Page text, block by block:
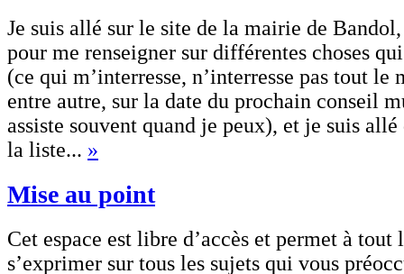
Je suis allé sur le site de la mairie de
pour me renseigner sur différentes choses
(ce qui m’interresse, n’interresse pas tout le
entre autre, sur la date du prochain conseil
assiste souvent quand je peux), et je suis
la liste... »
Mise au point
Cet espace est libre d’accès et permet à tout
s’exprimer sur tous les sujets qui vous